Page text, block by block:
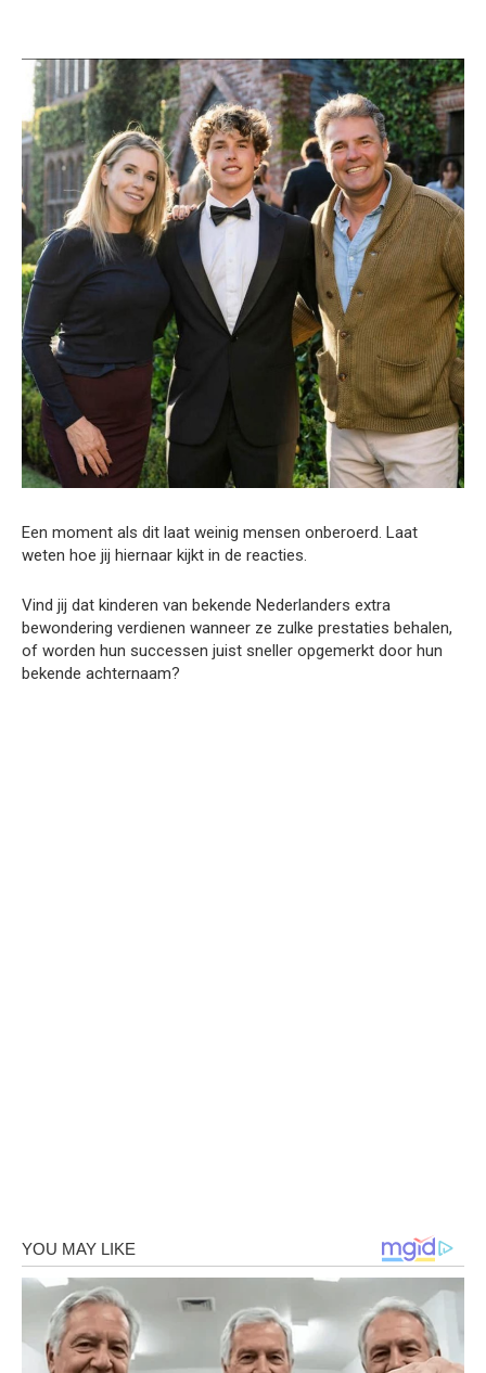
Een moment als dit laat weinig mensen onberoerd. Laat
weten hoe jij hiernaar kijkt in de reacties.
Vind jij dat kinderen van bekende Nederlanders extra
bewondering verdienen wanneer ze zulke prestaties behalen,
of worden hun successen juist sneller opgemerkt door hun
bekende achternaam?